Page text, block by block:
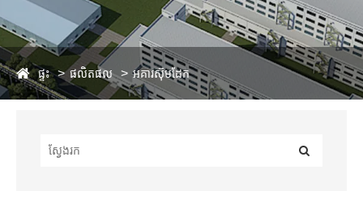
ផ្ទះ ផលិតផល អគារស៊ុមដែក